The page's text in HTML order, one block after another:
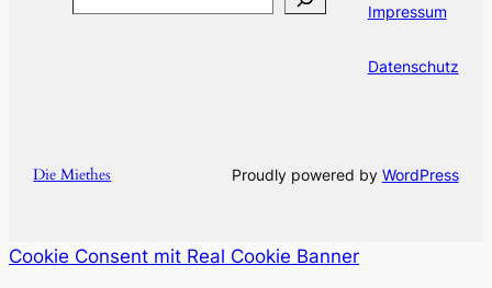
Impressum
Datenschutz
Die Miethes Proudly powered by WordPress
Cookie Consent mit Real Cookie Banner